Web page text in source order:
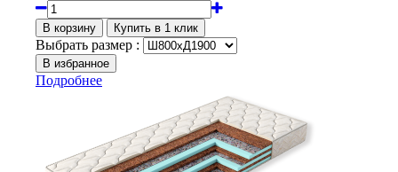
Выбрать размер :
Подробнее